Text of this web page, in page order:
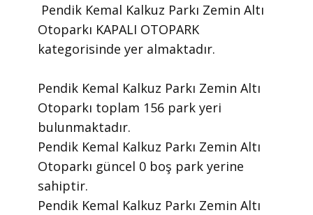
​ Pendik Kemal Kalkuz Parkı Zemin Altı
Otoparkı KAPALI OTOPARK
kategorisinde yer almaktadır.
Pendik Kemal Kalkuz Parkı Zemin Altı
Otoparkı toplam 156 park yeri
bulunmaktadır.
Pendik Kemal Kalkuz Parkı Zemin Altı
Otoparkı güncel 0 boş park yerine
sahiptir.
Pendik Kemal Kalkuz Parkı Zemin Altı